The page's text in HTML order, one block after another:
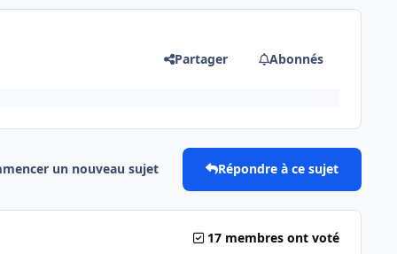
Partager Abonnés
un nouveau sujet Répondre à ce sujet
17 membres ont voté